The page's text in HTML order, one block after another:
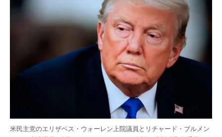
米民主党のエリザベス・ウォーレン上院議員とリチャード・ブルメン